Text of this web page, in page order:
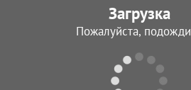
Загрузка
Пожалуйста,